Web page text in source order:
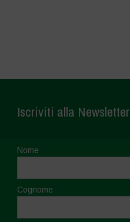
Iscriviti alla Newsletter
Nome
Cognome